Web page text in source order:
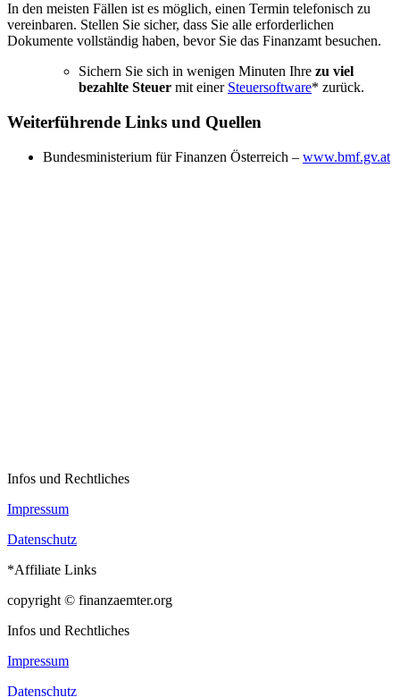
In den meisten Fällen ist es möglich, einen Termin telefonisch zu
vereinbaren. Stellen Sie sicher, dass Sie alle erforderlichen
Dokumente vollständig haben, bevor Sie das Finanzamt besuchen.
Sichern Sie sich in wenigen Minuten Ihre zu viel
bezahlte Steuer mit einer Steuersoftware* zurück.
Weiterführende Links und Quellen
Bundesministerium für Finanzen Österreich – www.bmf.gv.at
Infos und Rechtliches
Impressum
Datenschutz
*Affiliate Links
copyright © finanzaemter.org
Infos und Rechtliches
Impressum
Datenschutz